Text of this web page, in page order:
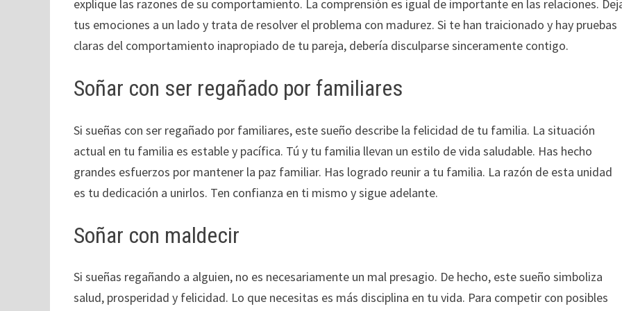
explique las razones de su comportamiento. La comprensión es igual de importante en las relaciones.
tus emociones a un lado y trata de resolver el problema con madurez. Si te han traicionado y hay pruebas
claras del comportamiento inapropiado de tu pareja, debería disculparse sinceramente contigo.
Soñar con ser regañado por familiares
Si sueñas con ser regañado por familiares, este sueño describe la felicidad de tu familia. La situación
actual en tu familia es estable y pacífica. Tú y tu familia llevan un estilo de vida saludable. Has hecho
grandes esfuerzos por mantener la paz familiar. Has logrado reunir a tu familia. La razón de esta unidad
es tu dedicación a unirlos. Ten confianza en ti mismo y sigue adelante.
Soñar con maldecir
Si sueñas regañando a alguien, no es necesariamente un mal presagio. De hecho, este sueño simboliza
salud, prosperidad y felicidad. Lo que necesitas es más disciplina en tu vida. Para competir con posibles